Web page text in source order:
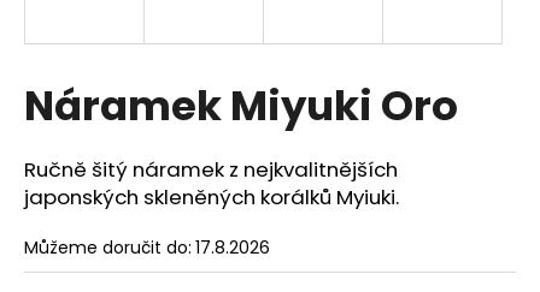
Náramek Miyuki Oro
Ručně šitý náramek z nejkvalitnějších
japonských skleněných korálků Myiuki.
Můžeme doručit do: 17.8.2026
í
t
?
HLEDAT